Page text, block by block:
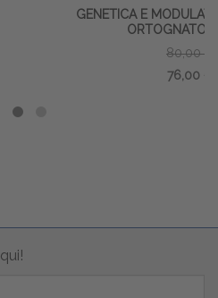
E MODULATORI DINAMICI IN